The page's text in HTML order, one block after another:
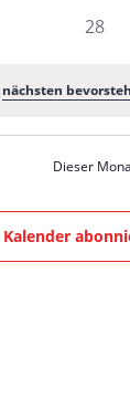
0
28
nächsten
Dieser
Kalender